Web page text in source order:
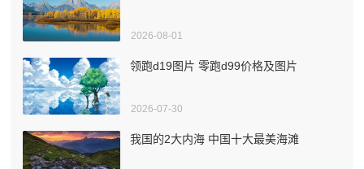
2026-08-01
领跑d19图片 零跑d99价格及图片
2026-07-30
我国的2大内海 中国十大最美海滩